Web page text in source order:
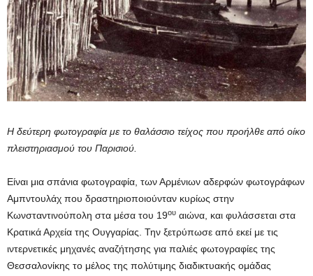
Η δεύτερη φωτογραφία με το θαλάσσιο τείχος που προήλθε από οίκο
πλειστηριασμού του Παρισιού.
Είναι μια σπάνια φωτογραφία, των Αρμένιων αδερφών φωτογράφων
Αμπντουλάχ που δραστηριοποιούνταν κυρίως στην
Κωνσταντινούπολη στα μέσα του 19ου αιώνα, και φυλάσσεται στα
Κρατικά Αρχεία της Ουγγαρίας. Την ξετρύπωσε από εκεί με τις
ιντερνετικές μηχανές αναζήτησης για παλιές φωτογραφίες της
Θεσσαλονίκης το μέλος της πολύτιμης διαδικτυακής ομάδας